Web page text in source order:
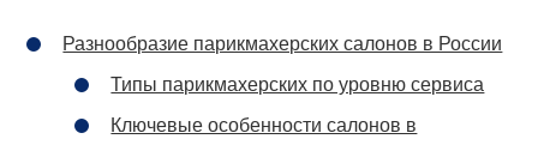
Разнообразие парикмахерских салонов в России
Типы парикмахерских по уровню сервиса
Ключевые особенности салонов в